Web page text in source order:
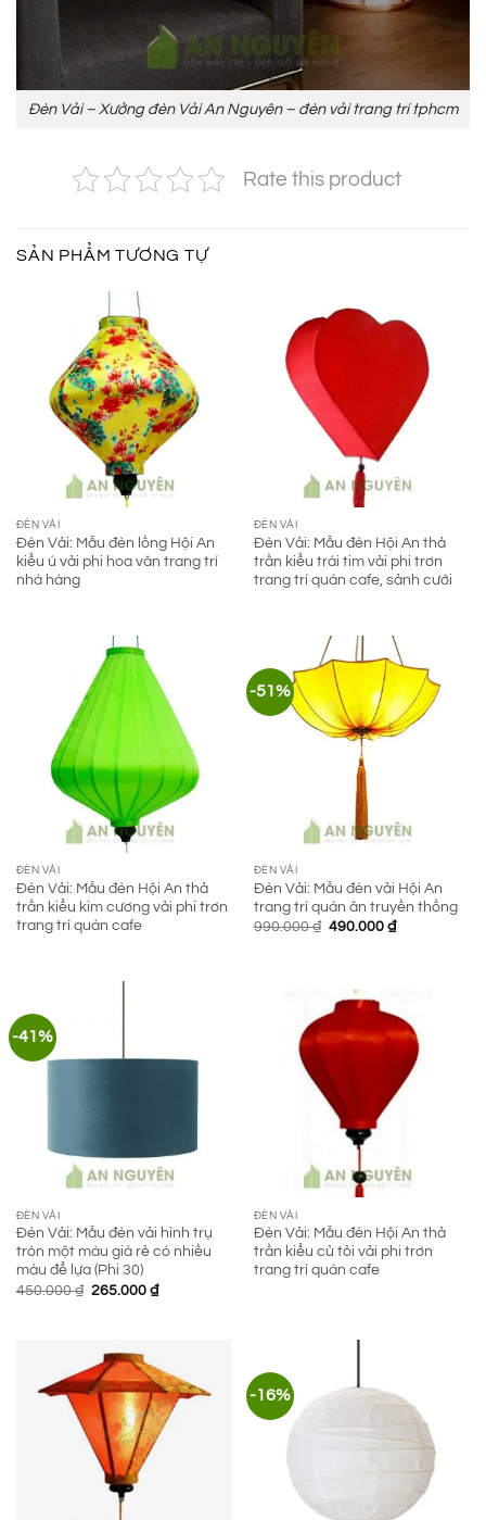
Đèn Vải – Xưởng đèn Vải An Nguyên – đèn vải trang trí tphcm
Rate this product
SẢN PHẨM TƯƠNG TỰ
ĐÈN VẢI
Đèn Vải: Mẫu đèn lồng Hội An
kiểu ú vải phi hoa văn trang trí
nhà hàng
ĐÈN VẢI
Đèn Vải: Mẫu đèn Hội An thả
trần kiểu trái tim vải phi trơn
trang trí quán cafe, sảnh cưới
ĐÈN VẢI
Đèn Vải: Mẫu đèn Hội An thả
trần kiểu kim cương vải phi trơn
trang trí quán cafe
-51%
ĐÈN VẢI
Đèn Vải: Mẫu đèn vải Hội An
trang trí quán ăn truyền thống
990.000₫ Giá
490.000 ₫Giá
-41%
ĐÈN VẢI
Đèn Vải: Mẫu đèn vải hình trụ
tròn một màu giá rẻ có nhiều
màu để lựa (Phi 30)
450.000₫ Giá
265.000 ₫Giá
ĐÈN VẢI
Đèn Vải: Mẫu đèn Hội An thả
trần kiểu củ tỏi vải phi trơn
trang trí quán cafe
-16%